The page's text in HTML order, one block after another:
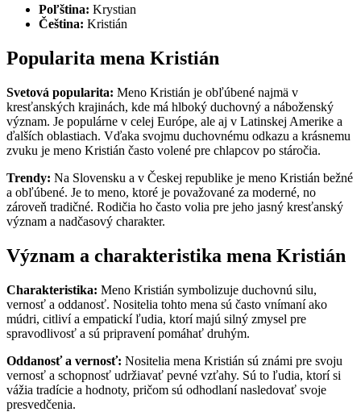
Poľština: Krystian
Čeština: Kristián
Popularita mena Kristián
Svetová popularita: Meno Kristián je obľúbené najmä v
kresťanských krajinách, kde má hlboký duchovný a náboženský
význam. Je populárne v celej Európe, ale aj v Latinskej Amerike a
ďalších oblastiach. Vďaka svojmu duchovnému odkazu a krásnemu
zvuku je meno Kristián často volené pre chlapcov po stáročia.
Trendy: Na Slovensku a v Českej republike je meno Kristián bežné
a obľúbené. Je to meno, ktoré je považované za moderné, no
zároveň tradičné. Rodičia ho často volia pre jeho jasný kresťanský
význam a nadčasový charakter.
Význam a charakteristika mena Kristián
Charakteristika: Meno Kristián symbolizuje duchovnú silu,
vernosť a oddanosť. Nositelia tohto mena sú často vnímaní ako
múdri, citliví a empatickí ľudia, ktorí majú silný zmysel pre
spravodlivosť a sú pripravení pomáhať druhým.
Oddanosť a vernosť: Nositelia mena Kristián sú známi pre svoju
vernosť a schopnosť udržiavať pevné vzťahy. Sú to ľudia, ktorí si
vážia tradície a hodnoty, pričom sú odhodlaní nasledovať svoje
presvedčenia.